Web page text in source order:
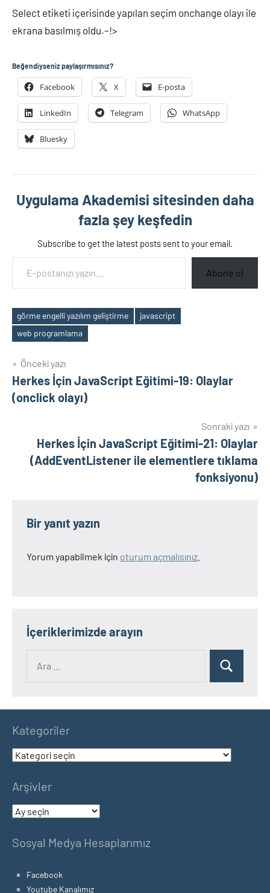
Select etiketi içerisinde yapılan seçim onchange olayı ile
ekrana basılmış oldu.–!>
Beğendiyseniz paylaşırmısınız?
Facebook X E-posta
LinkedIn Telegram WhatsApp
Bluesky
Uygulama Akademisi sitesinden daha
fazla şey keşfedin
Subscribe to get the latest posts sent to your email.
E-postanızı yazın…
Abone ol
Etiketler
görme engelli yazılım geliştirme
javascript
web programlama
Yazı
gezinmesi
Önceki yazı
Herkes İçin JavaScript Eğitimi-19: Olaylar
(onclick olayı)
Sonraki yazı
Herkes İçin JavaScript Eğitimi-21: Olaylar
(AddEventListener ile elementlere tıklama
fonksiyonu)
Bir yanıt yazın
Yorum yapabilmek için oturum açmalısınız
İçeriklerimizde arayın
Ara
Kategoriler
Kategoriler
Arşivler
Arşivler
Sosyal Medya Hesaplarımız
Facebook
Youtube Kanalımız